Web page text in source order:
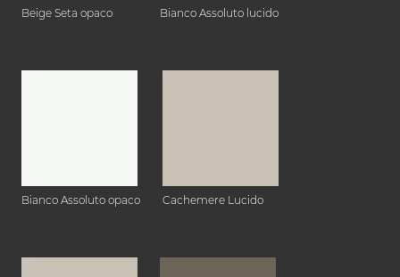
Beige Seta opaco Bianco Assoluto lucido
Bianco Assoluto opaco Cachemere Lucido